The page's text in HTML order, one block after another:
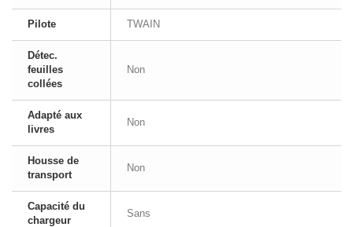
Pilote TWAIN
Détec.
feuilles
collées
Non
Adapté aux
livres
Non
Housse de
transport
Non
Capacité du
chargeur
Sans